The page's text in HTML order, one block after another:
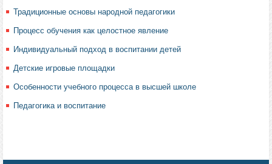
Традиционные основы народной педагогики
Процесс обучения как целостное явление
Индивидуальный подход в воспитании детей
Детские игровые площадки
Особенности учебного процесса в высшей школе
Педагогика и воспитание